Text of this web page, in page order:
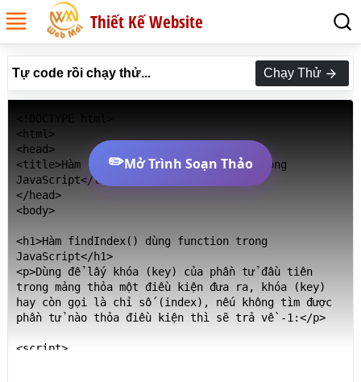
Thiết Kế Website
Tự code rồi chạy thử... Chạy Thử
<html>
<head>
<title>Hàm findIndex() dùng function trong
JavaScript</title>
</head>
<body>
<h1>Hàm findIndex() dùng function trong
JavaScript</h1>
<p>Dùng để lấy khóa (key) của phần tử đầu tiên
trong mảng thỏa một điều kiện đưa ra, khóa (key)
hay còn gọi là chỉ số (index), nếu không tìm được
phần tử nào thỏa điều kiện thì sẽ trả về -1:</p>
<script>
✏️Mở Trình Soạn Thảo